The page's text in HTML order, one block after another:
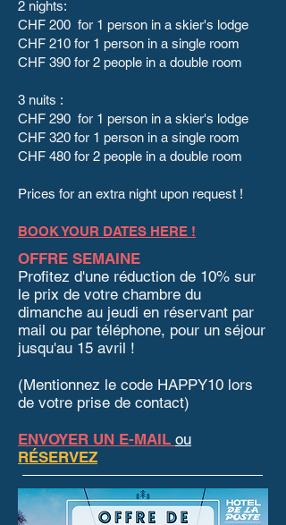
2 nights:
CHF 200 for 1 person in a skier's lodge
CHF 210 for 1 person in a single room
CHF 390 for 2 people in a double room
3 nuits :
CHF 290 for 1 person in a skier's lodge
CHF 320 for 1 person in a single room
CHF 480 for 2 people in a double room
Prices for an extra night upon request !
BOOK YOUR DATES HERE !
OFFRE SEMAINE
Profitez d'une réduction de 10% sur
le prix de votre chambre du
dimanche au jeudi en réservant par
mail ou par téléphone, pour un séjour
jusqu'au 15 avril !
(Mentionnez le code HAPPY10 lors
de votre prise de contact)
ENVOYER UN E-MAIL ou
RÉSERVEZ